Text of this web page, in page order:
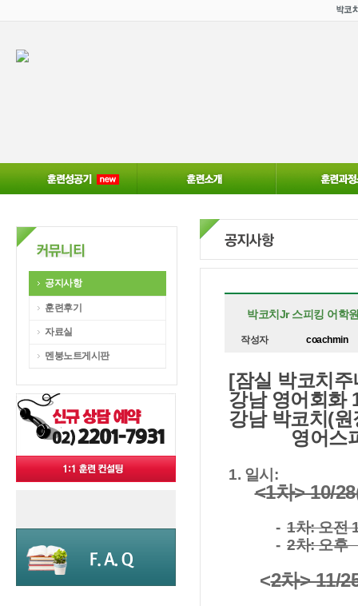
공지사항
훈련후기
자료실
멘붕노트게시판
박코치Jr 스피킹 어학
작성자 coachmin
[잠실 박코치
강남 영어회화
강남 박코치(
영어스피
1. 일시:
<1차> 10/
- 1차: 오전
- 2차: 오후
<2차> 11/